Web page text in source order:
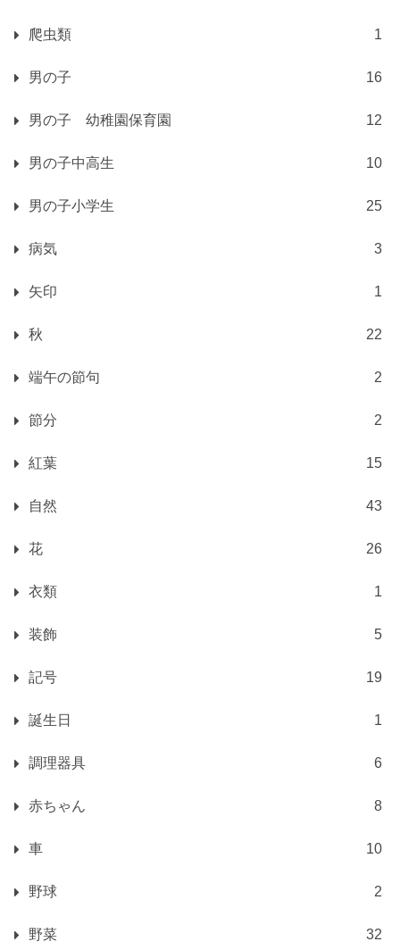
爬虫類 1
男の子 16
男の子 幼稚園保育園 12
男の子中高生 10
男の子小学生 25
病気 3
矢印 1
秋 22
端午の節句 2
節分 2
紅葉 15
自然 43
花 26
衣類 1
装飾 5
記号 19
誕生日 1
調理器具 6
赤ちゃん 8
車 10
野球 2
野菜 32